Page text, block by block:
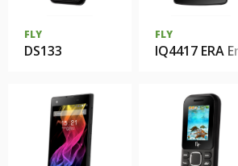
FLY
DS133
FLY
IQ4417 ERA